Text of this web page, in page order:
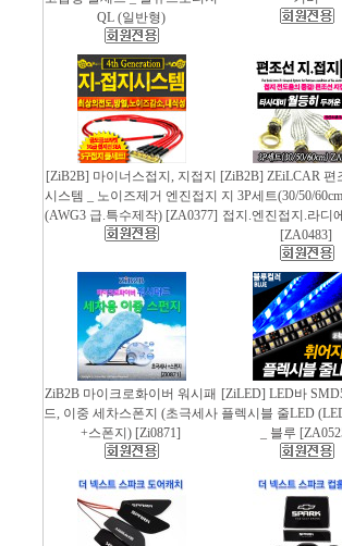
QL (일반형)
[ZiB2B] 마이너스접지, 지접지
시스템 _ 노이즈제거 엔진접지
(AWG3 급.특수제작) [ZA0377]
[ZiB2B] ZEiLCAR 편
지 3P세트(30/50/
접지.엔진접지.라디
[ZA0483]
ZiB2B 마이크로화이버 워시패
드, 이중 세차스폰지 (초극세사
+스폰지) [Zi0871]
[ZiLED] LED바
플렉시블 줄LED
_ 블루